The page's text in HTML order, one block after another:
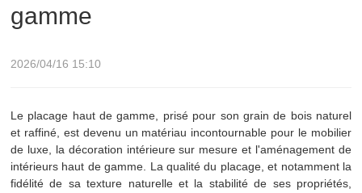
gamme
2026/04/16 15:10
Le placage haut de gamme, prisé pour son grain de bois naturel
et raffiné, est devenu un matériau incontournable pour le mobilier
de luxe, la décoration intérieure sur mesure et l'aménagement de
intérieurs haut de gamme. La qualité du placage, et notamment la
fidélité de sa texture naturelle et la stabilité de ses propriétés,